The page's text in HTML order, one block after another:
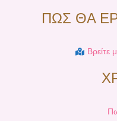
ΠΩΣ ΘΑ
Βρείτε